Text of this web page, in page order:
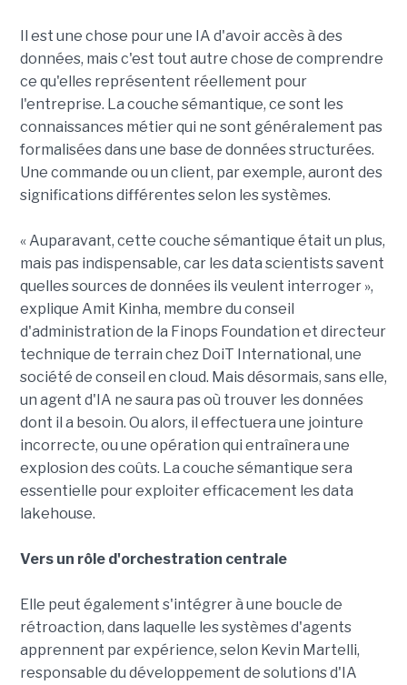
Il est une chose pour une IA d'avoir accès à des
données, mais c'est tout autre chose de comprendre
ce qu'elles représentent réellement pour
l'entreprise. La couche sémantique, ce sont les
connaissances métier qui ne sont généralement pas
formalisées dans une base de données structurées.
Une commande ou un client, par exemple, auront des
significations différentes selon les systèmes.
« Auparavant, cette couche sémantique était un plus,
mais pas indispensable, car les data scientists savent
quelles sources de données ils veulent interroger »,
explique Amit Kinha, membre du conseil
d'administration de la Finops Foundation et directeur
technique de terrain chez DoiT International, une
société de conseil en cloud. Mais désormais, sans elle,
un agent d'IA ne saura pas où trouver les données
dont il a besoin. Ou alors, il effectuera une jointure
incorrecte, ou une opération qui entraînera une
explosion des coûts. La couche sémantique sera
essentielle pour exploiter efficacement les data
lakehouse.
Vers un rôle d'orchestration centrale
Elle peut également s'intégrer à une boucle de
rétroaction, dans laquelle les systèmes d'agents
apprennent par expérience, selon Kevin Martelli,
responsable du développement de solutions d'IA